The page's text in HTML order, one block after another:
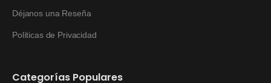
Déjanos una Reseña
Políticas de Privacidad
Categorías Populares